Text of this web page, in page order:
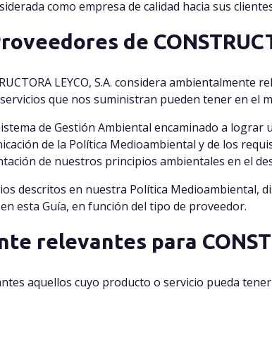
como empresa de calidad hacia sus
de
LEYCO, S.A. considera ambientalmente
que nos suministran pueden tener en el
de Gestión Ambiental encaminado a
de la Política Medioambiental y de los
de nuestros principios ambientales en el
descritos en nuestra Política Medioambiental,
esta Guía, en función del tipo de proveedor.
relevantes para
aquellos cuyo producto o servicio pueda